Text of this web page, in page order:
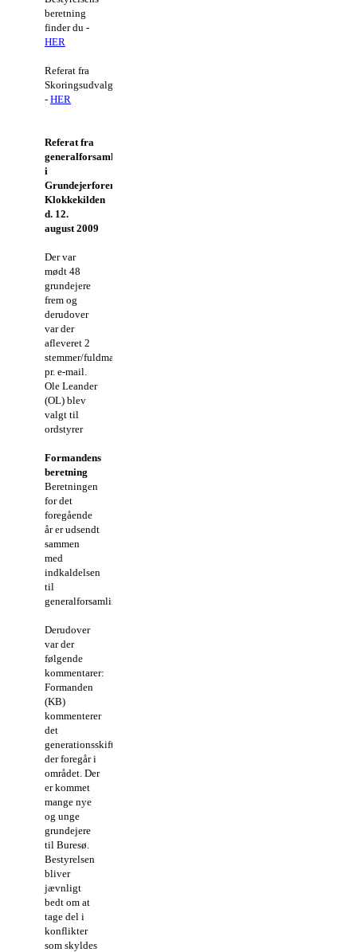
beretning
finder du -
HER
Referat fra
Skoringsudvalget
- HER
Referat fra
generalforsamling
i
Grundejerforeningen
Klokkekilden
d. 12.
august 2009
Der var
mødt 48
grundejere
frem og
derudover
var der
afleveret 2
stemmer/fuldmagter
pr. e-mail.
Ole Leander
(OL) blev
valgt til
ordstyrer
Formandens
beretning
Beretningen
for det
foregående
år er udsendt
sammen
med
indkaldelsen
til
generalforsamlingen.
Derudover
var der
følgende
kommentarer:
Formanden
(KB)
kommenterer
det
generationsskifte
der foregår i
området. Der
er kommet
mange nye
og unge
grundejere
til Buresø.
Bestyrelsen
bliver
jævnligt
bedt om at
tage del i
konflikter
som skyldes